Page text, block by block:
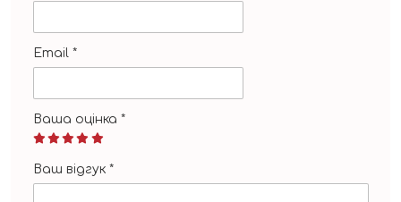
Email *
Ваша оцінка *
Ваш відгук *